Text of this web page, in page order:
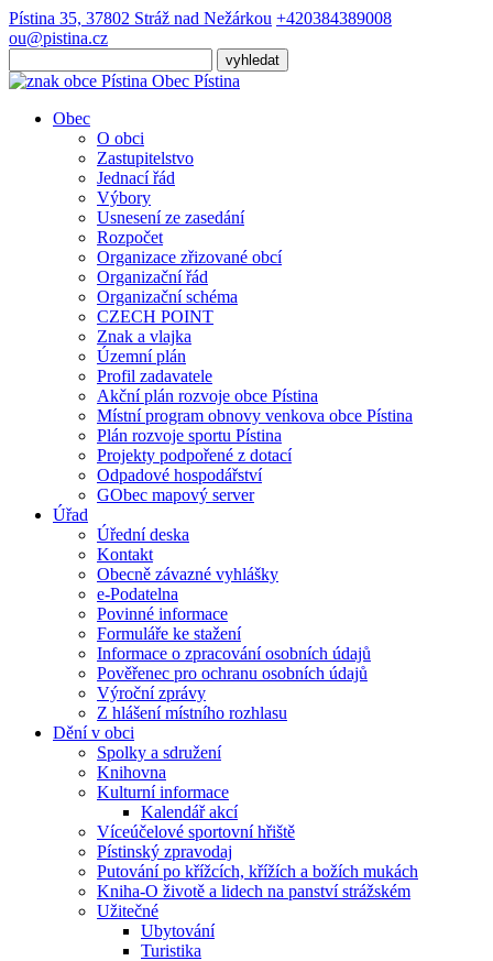
Pístina 35, 37802 Stráž nad Nežárkou +420384389008
ou@pistina.cz
Obec Pístina
Obec
O obci
Zastupitelstvo
Jednací řád
Výbory
Usnesení ze zasedání
Rozpočet
Organizace zřizované obcí
Organizační řád
Organizační schéma
CZECH POINT
Znak a vlajka
Územní plán
Profil zadavatele
Akční plán rozvoje obce Pístina
Místní program obnovy venkova obce Pístina
Plán rozvoje sportu Pístina
Projekty podpořené z dotací
Odpadové hospodářství
GObec mapový server
Úřad
Úřední deska
Kontakt
Obecně závazné vyhlášky
e-Podatelna
Povinné informace
Formuláře ke stažení
Informace o zpracování osobních údajů
Pověřenec pro ochranu osobních údajů
Výroční zprávy
Z hlášení místního rozhlasu
Dění v obci
Spolky a sdružení
Knihovna
Kulturní informace
Kalendář akcí
Víceúčelové sportovní hřiště
Pístinský zpravodaj
Putování po křížcích, křížích a božích mukách
Kniha-O životě a lidech na panství strážském
Užitečné
Ubytování
Turistika